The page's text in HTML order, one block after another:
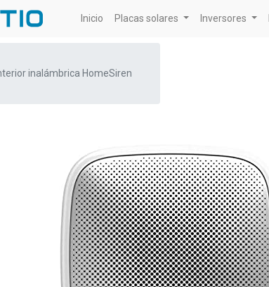
Inicio Placas solares Inversores
inalámbrica HomeSiren